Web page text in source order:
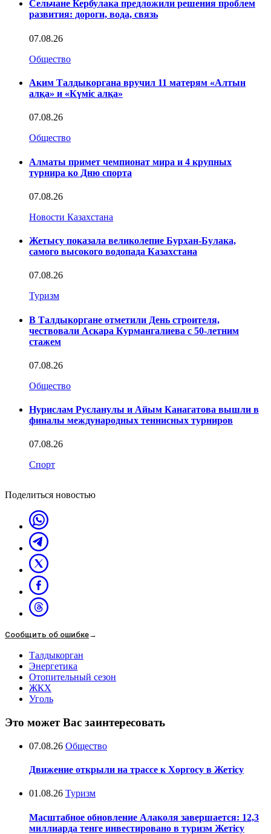
Сельчане Кербулака предложили решения проблем
развития: дороги, вода, связь
07.08.26
Общество
Аким Талдыкоргана вручил 11 матерям «Алтын
алқа» и «Күміс алқа»
07.08.26
Общество
Алматы примет чемпионат мира и 4 крупных
турнира ко Дню спорта
07.08.26
Новости Казахстана
Жетысу показала великолепие Бурхан-Булака,
самого высокого водопада Казахстана
07.08.26
Туризм
В Талдыкоргане отметили День строителя,
чествовали Аскара Курмангалиева с 50-летним
стажем
07.08.26
Общество
Нурислам Русланулы и Айым Канагатова вышли в
финалы международных теннисных турниров
07.08.26
Спорт
Поделиться новостью
Сообщить об ошибке→
Талдыкорган
Энергетика
Отопительный сезон
ЖКХ
Уголь
Это может Вас заинтересовать
07.08.26 Общество
Движение открыли на трассе к Хоргосу в Жетісу
01.08.26 Туризм
Масштабное обновление Алаколя завершается: 12,3
миллиарда тенге инвестировано в туризм Жетісу